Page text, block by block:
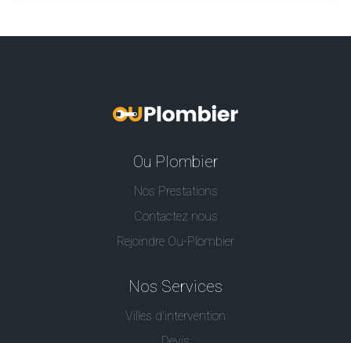
Ou Plombier
Nos Prestations
Contactez nous
Rejoindre Ou-Plombier
Nos Services
Villes d'intervention